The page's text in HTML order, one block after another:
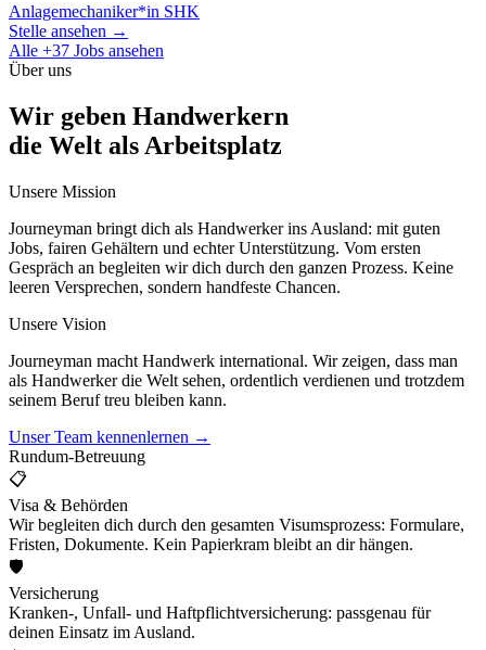
Anlagemechaniker*in SHK
Stelle ansehen →
Alle +37 Jobs ansehen
Über uns
Wir geben Handwerkern
die Welt als Arbeitsplatz
Unsere Mission
Journeyman bringt dich als Handwerker ins Ausland: mit guten
Jobs, fairen Gehältern und echter Unterstützung. Vom ersten
Gespräch an begleiten wir dich durch den ganzen Prozess. Keine
leeren Versprechen, sondern handfeste Chancen.
Unsere Vision
Journeyman macht Handwerk international. Wir zeigen, dass man
als Handwerker die Welt sehen, ordentlich verdienen und trotzdem
seinem Beruf treu bleiben kann.
Unser Team kennenlernen →
Rundum-Betreuung
📋
Visa & Behörden
Wir begleiten dich durch den gesamten Visumsprozess: Formulare,
Fristen, Dokumente. Kein Papierkram bleibt an dir hängen.
🛡️
Versicherung
Kranken-, Unfall- und Haftpflichtversicherung: passgenau für
deinen Einsatz im Ausland.